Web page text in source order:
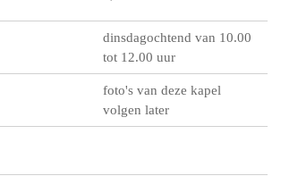
dinsdagochtend van 10.00
tot 12.00 uur
foto's van deze kapel
volgen later